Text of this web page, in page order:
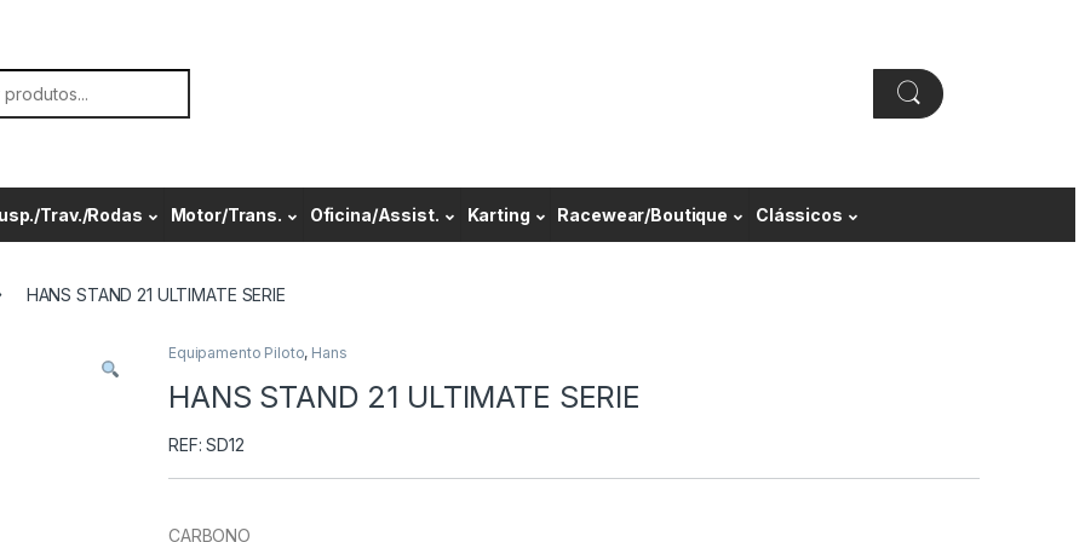
Trav./Rodas Motor/Trans. Oficina/Assist. Karting Racewear/Boutique Clássicos
HANS STAND 21 ULTIMATE SERIE
Equipamento Piloto, Hans
HANS STAND 21 ULTIMATE SERIE
REF: SD12
CARBONO